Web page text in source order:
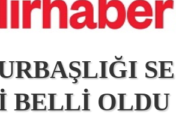
BELLİ OLDU